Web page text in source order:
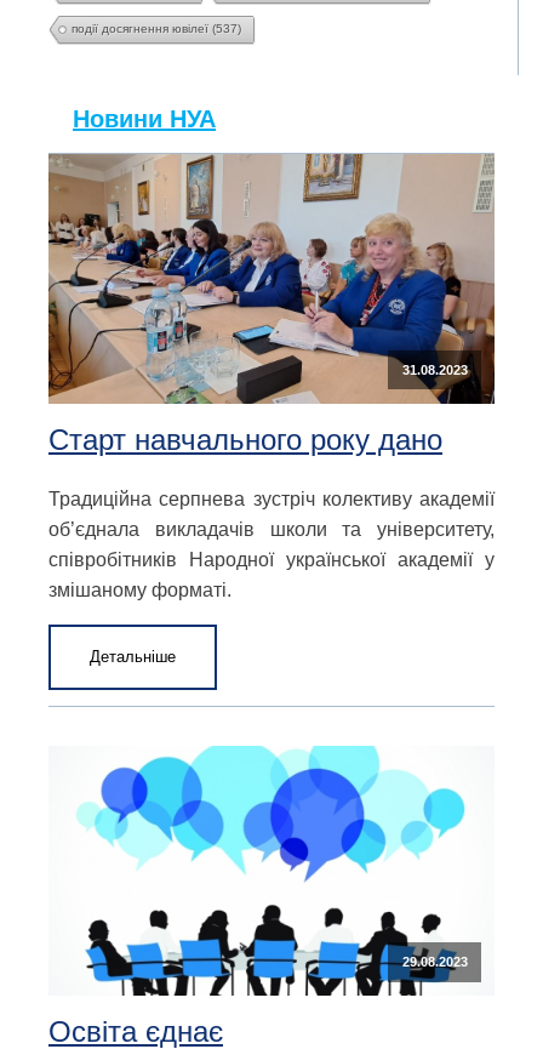
події досягнення ювілеї (537)
Новини НУА
31.08.2023
Старт навчального року дано
Традиційна серпнева зустріч колективу академії
об’єднала викладачів школи та університету,
співробітників Народної української академії у
змішаному форматі.
Детальніше
29.08.2023
Освіта єднає